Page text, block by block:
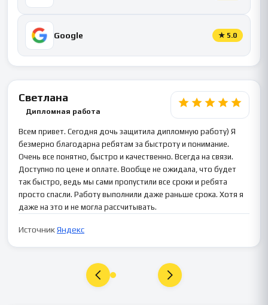
Google ★ 5.0
Светлана
Дипломная работа
Всем привет. Сегодня дочь защитила дипломную работу) Я
безмерно благодарна ребятам за быстроту и понимание.
Очень все понятно, быстро и качественно. Всегда на связи.
Доступно по цене и оплате. Вообще не ожидала, что будет
так быстро, ведь мы сами пропустили все сроки и ребята
просто спасли. Работу выполнили даже раньше срока. Хотя я
даже на это и не могла рассчитывать.
ИсточникЯндекс